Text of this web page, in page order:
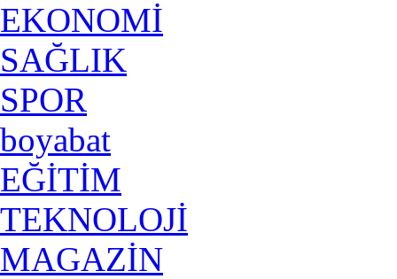
EKONOMİ
SAĞLIK
SPOR
boyabat
EĞİTİM
TEKNOLOJİ
MAGAZİN